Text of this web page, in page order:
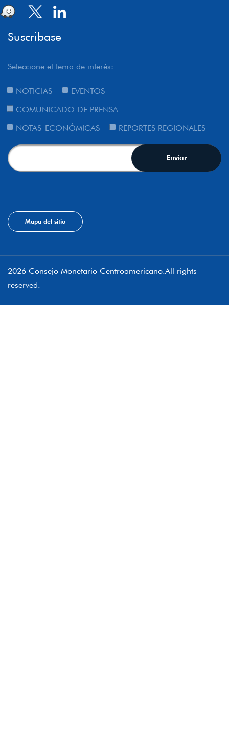
Suscribase
Seleccione el tema de interés:
NOTICIAS
EVENTOS
COMUNICADO DE PRENSA
NOTAS-ECONÓMICAS
REPORTES REGIONALES
Mapa del sitio
2026 Consejo Monetario Centroamericano.All rights
reserved.